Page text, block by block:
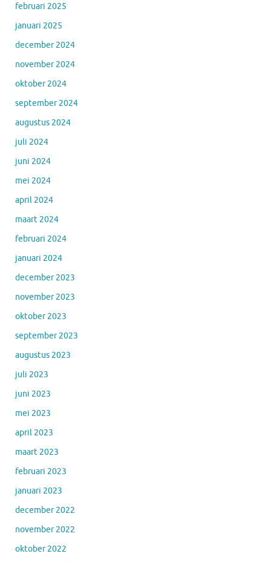
februari 2025
januari 2025
december 2024
november 2024
oktober 2024
september 2024
augustus 2024
juli 2024
juni 2024
mei 2024
april 2024
maart 2024
februari 2024
januari 2024
december 2023
november 2023
oktober 2023
september 2023
augustus 2023
juli 2023
juni 2023
mei 2023
april 2023
maart 2023
februari 2023
januari 2023
december 2022
november 2022
oktober 2022